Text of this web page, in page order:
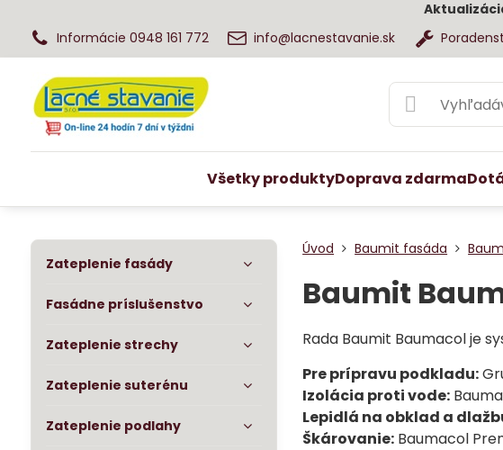
Informácie 0948 161 772
info@lacnestavanie.sk
Všetky produktyDoprava zdarma
Úvod Baumit fasáda
Baumit
Rada Baumit Baumacol je
Pre prípravu podkladu:
Izolácia proti vode:
Lepidlá na obklad a
Škárovanie: Baumacol
Zateplenie fasády
Fasádne príslušenstvo
Zateplenie strechy
Zateplenie suterénu
Zateplenie podlahy